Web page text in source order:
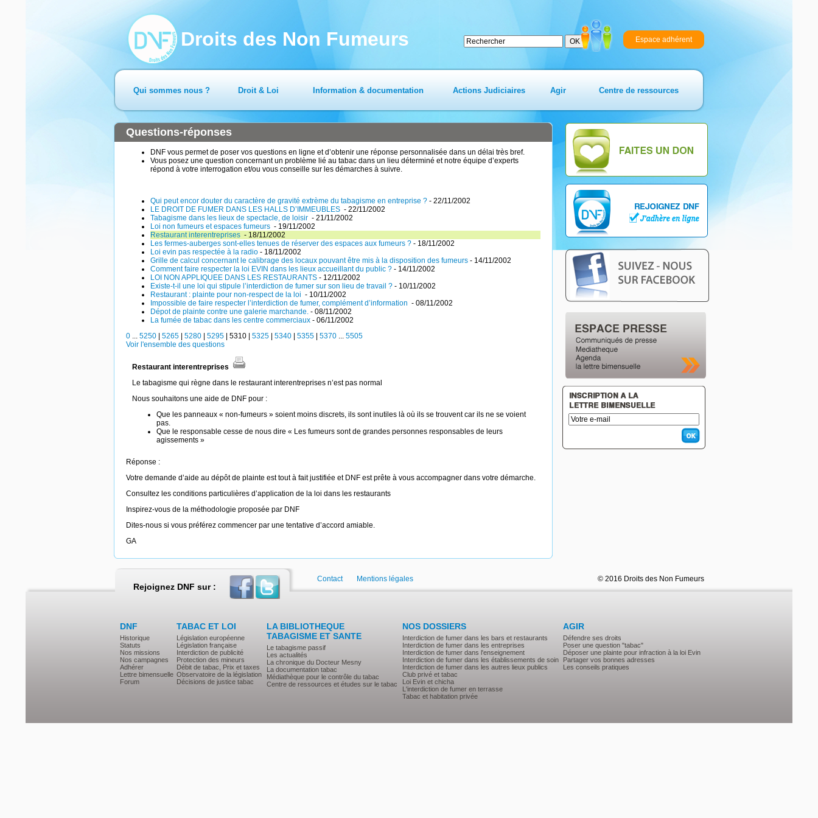
Droits des Non Fumeurs Espace adhérent
Qui sommes nous ? Droit & Loi Information & documentation Actions Judiciaires Agir Centre de ressources
DNF vous permet de poser vos questions en ligne et d’obtenir une réponse personnalisée dans un délai très bref.
Vous posez une question concernant un problème lié au tabac dans un lieu déterminé et notre équipe d’experts
répond à votre interrogation et/ou vous conseille sur les démarches à suivre.
Questions-réponses
Qui peut encor douter du caractère de gravité extrème du tabagisme en entreprise ? - 22/11/2002
LE DROIT DE FUMER DANS LES HALLS D’IMMEUBLES - 22/11/2002
Tabagisme dans les lieux de spectacle, de loisir - 21/11/2002
Loi non fumeurs et espaces fumeurs - 19/11/2002
Restaurant interentreprises - 18/11/2002
Les fermes-auberges sont-elles tenues de réserver des espaces aux fumeurs ? - 18/11/2002
Loi evin pas respectée à la radio - 18/11/2002
Grille de calcul concernant le calibrage des locaux pouvant être mis à la disposition des fumeurs - 14/11/2002
Comment faire respecter la loi EVIN dans les lieux accueillant du public ? - 14/11/2002
LOI NON APPLIQUEE DANS LES RESTAURANTS - 12/11/2002
Existe-t-il une loi qui stipule l’interdiction de fumer sur son lieu de travail ? - 10/11/2002
Restaurant : plainte pour non-respect de la loi - 10/11/2002
Impossible de faire respecter l’interdiction de fumer, complément d’information - 08/11/2002
Dépot de plainte contre une galerie marchande. - 08/11/2002
La fumée de tabac dans les centre commerciaux - 06/11/2002
0 ... 5250 5265 5280 5295 5310 5325 5340 5355 5370 ... 5505
Voir l'ensemble des questions
Restaurant interentreprises
Le tabagisme qui règne dans le restaurant interentreprises n’est pas normal
Nous souhaitons une aide de DNF pour :
Que les panneaux « non-fumeurs » soient moins discrets, ils sont inutiles là où ils se trouvent car ils ne se voient
pas.
Que le responsable cesse de nous dire « Les fumeurs sont de grandes personnes responsables de leurs
agissements »
Réponse :
Votre demande d’aide au dépôt de plainte est tout à fait justifiée et DNF est prête à vous accompagner dans votre démarche.
Consultez les conditions particulières d’application de la loi dans les restaurants
Inspirez-vous de la méthodologie proposée par DNF
Dites-nous si vous préférez commencer par une tentative d’accord amiable.
GA
Rejoignez DNF sur :
DNF
Historique
Statuts
Nos missions
Nos campagnes
Adhérer
Lettre bimensuelle
Forum
TABAC ET LOI
Législation européenne
Législation française
Interdiction de publicité
Protection des mineurs
Débit de tabac, Prix et taxes
Observatoire de la législation
Décisions de justice tabac
LA BIBLIOTHEQUE
TABAGISME ET SANTE
Le tabagisme passif
Les actualités
La chronique du Docteur Mesny
La documentation tabac
Médiathèque pour le contrôle du tabac
Centre de ressources et études sur le tabac
NOS DOSSIERS
Interdiction de fumer dans les bars et restaurants
Interdiction de fumer dans les entreprises
Interdiction de fumer dans l'enseignement
Interdiction de fumer dans les établissements de soin
Interdiction de fumer dans les autres lieux publics
Club privé et tabac
Loi Evin et chicha
L'interdiction de fumer en terrasse
Tabac et habitation privée
AGIR
Défendre ses droits
Poser une question "tabac"
Déposer une plainte pour infraction à la loi Evin
Partager vos bonnes adresses
Les conseils pratiques
Contact Mentions légales © 2016 Droits des Non Fumeurs